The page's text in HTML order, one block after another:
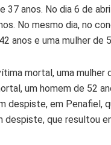
37 anos. No dia 6 de
No mesmo dia, no
anos e uma mulher de
mortal, uma mulher
um homem de 52
despiste, em Penafiel,
despiste, que resultou